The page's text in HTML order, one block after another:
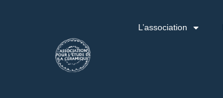
L’association